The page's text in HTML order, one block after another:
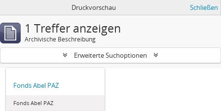
Druckvorschau Schließen
1 Treffer anzeigen
Archivische Beschreibung
Erweiterte Suchoptionen
Fonds Abel PAZ
Fonds Abel PAZ